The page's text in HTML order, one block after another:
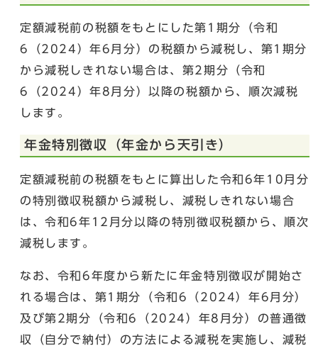
定額減税前の税額をもとにした第1期分（令和
6（2024）年6月分）の税額から減税し、第1期分
から減税しきれない場合は、第2期分（令和
6（2024）年8月分）以降の税額から、順次減税
します。
年金特別徴収（年金から天引き）
定額減税前の税額をもとに算出した令和6年10月分
の特別徴収税額から減税し、減税しきれない場合
は、令和6年12月分以降の特別徴収税額から、順次
減税します。
なお、令和6年度から新たに年金特別徴収が開始さ
れる場合は、第1期分（令和6（2024）年6月分）
及び第2期分（令和6（2024）年8月分）の普通徴
収（自分で納付）の方法による減税を実施し、減税